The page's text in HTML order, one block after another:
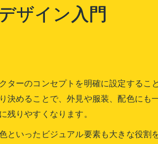
力を引き出す秘訣を伝授
ーデザインで魅力的な個性を作る秘訣
ーデザインで性格を際立たせる工夫
ンづくりの実践テクニック
ザイン入門
ターのコンセプトを明確に設定するこ
決めることで、外見や服装、配色にも
残りやすくなります。
といったビジュアル要素も大きな役割